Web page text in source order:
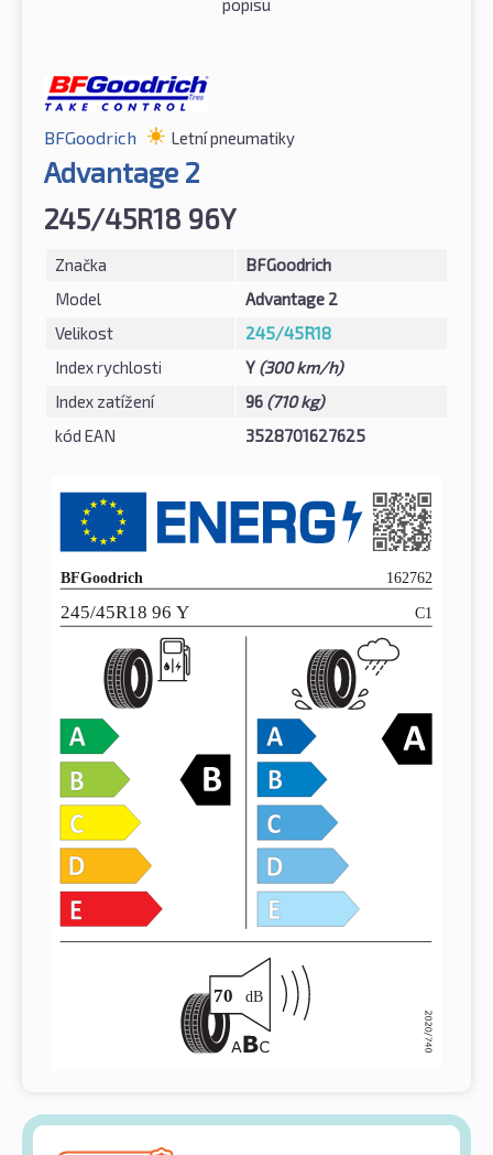
BFGoodrich Letní pneumatiky
Advantage 2
245/45R18 96Y
Značka
BFGoodrich
Model
Advantage 2
Velikost
245/45R18
Index rychlosti
Y (300 km/h)
Index zatížení
96 (710 kg)
kód EAN
3528701627625